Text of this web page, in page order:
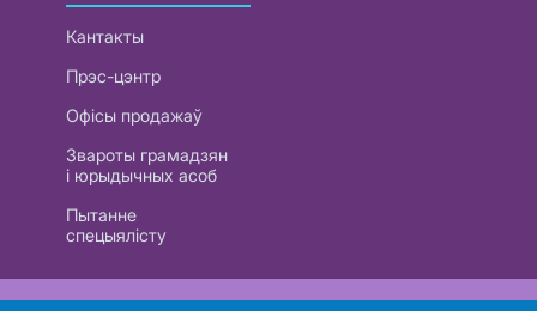
Кантакты
Прэс-цэнтр
Офісы продажаў
Звароты грамадзян
і юрыдычных асоб
Пытанне
спецыялісту